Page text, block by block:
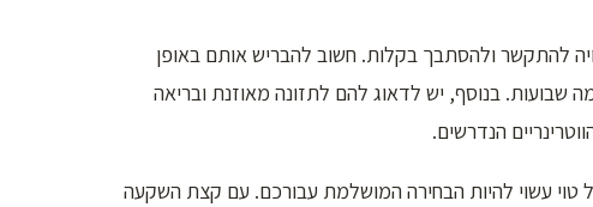
להתקשר ולהסתבך בקלות. חשוב להבריש אותם באופן
בנוסף, יש לדאוג להם לתזונה מאוזנת ובריאה
הנדרשים.
עשוי להיות הבחירה המושלמת עבורכם. עם קצת השקעה